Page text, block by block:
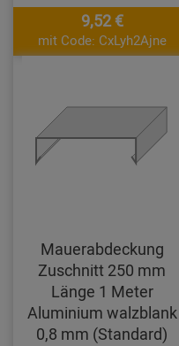
9,52 €
mit Code: CxLyh2Ajne
Mauerabdeckung
Zuschnitt 250 mm
Länge 1 Meter
Aluminium walzblank
0,8 mm (Standard)